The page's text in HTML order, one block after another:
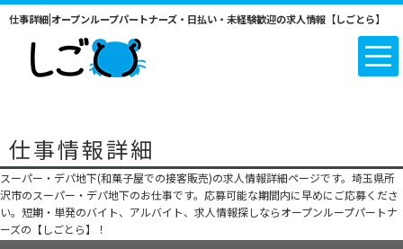
仕事詳細|オープンループパートナーズ・日払い・未経験歓迎の求人情報【しごとら】
仕事情報詳細
スーパー・デパ地下(和菓子屋での接客販売)の求人情報詳細ページです。埼玉県所
沢市のスーパー・デパ地下のお仕事です。応募可能な期間内に早めにご応募くださ
い。短期・単発のバイト、アルバイト、求人情報探しならオープンループパートナ
ーズの【しごとら】！